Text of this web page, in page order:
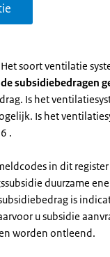
Het soort ventilatie
subsidiebedragen
Is het
Is het
.
in dit
duurzame
is
u subsidie
worden ontleend.